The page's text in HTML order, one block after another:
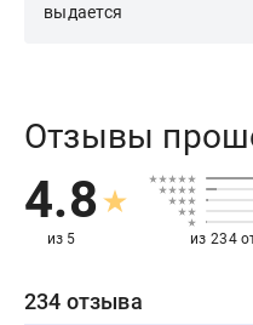
выдается
Отзывы
4.8
из 5 из 234
234 отзыва